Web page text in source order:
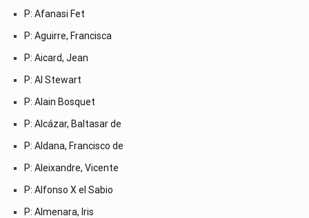
P: Afanasi Fet
P: Aguirre, Francisca
P: Aicard, Jean
P: Al Stewart
P: Alain Bosquet
P: Alcázar, Baltasar de
P: Aldana, Francisco de
P: Aleixandre, Vicente
P: Alfonso X el Sabio
P: Almenara, Iris